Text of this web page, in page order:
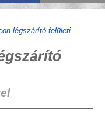
légszárító felületi